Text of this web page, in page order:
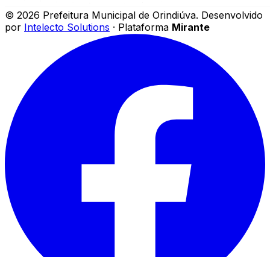
© 2026 Prefeitura Municipal de Orindiúva. Desenvolvido
por Intelecto Solutions · Plataforma Mirante